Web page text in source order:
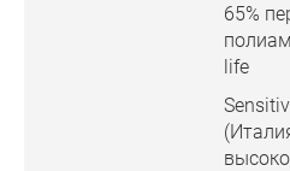
65%
life